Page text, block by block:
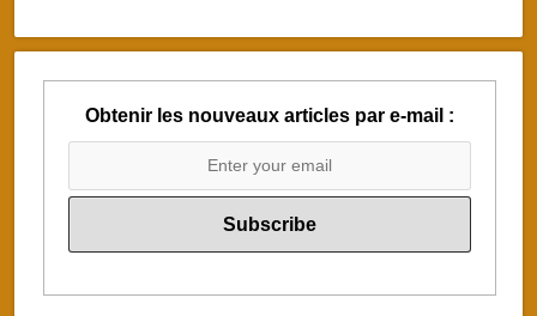
Obtenir les nouveaux articles par e-mail :